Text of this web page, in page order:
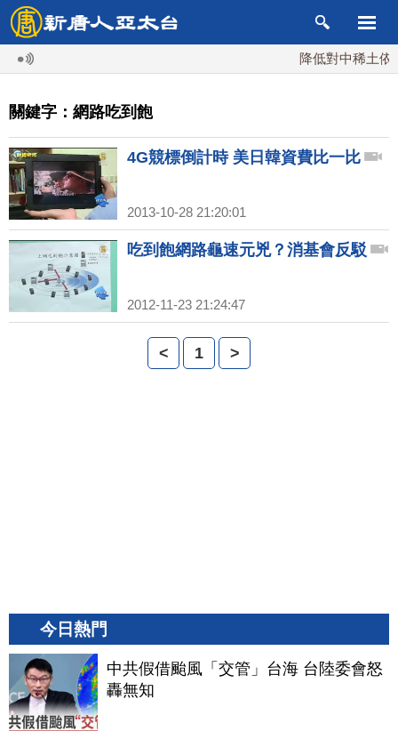
降低對中稀土依
關鍵字：網路吃到飽
4G競標倒計時 美日韓資費比一比
2013-10-28 21:20:01
吃到飽網路龜速元兇？消基會反駁
2012-11-23 21:24:47
< 1 >
今日熱門
中共假借颱風「交管」台海 台陸委會怒
轟無知